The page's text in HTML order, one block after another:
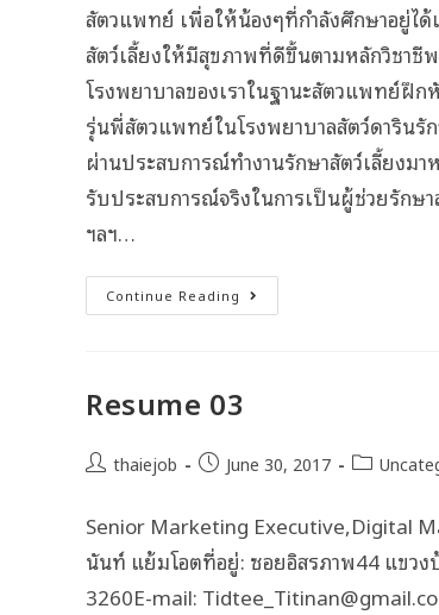
สัตวแพทย์ เพื่อให้น้องๆที่กำลังศึกษาอยู่ไ
สัตว์เลี้ยงให้มีสุขภาพที่ดีขึ้นตามหลักวิชาชี
โรงพยาบาลของเราในฐานะสัตวแพทย์ฝึ
รุ่นพี่สัตวแพทย์ในโรงพยาบาลสัตว์ดาริน
ผ่านประสบการณ์ทำงานรักษาสัตว์เลี้ยงมา
รับประสบการณ์จริงในการเป็นผู้ช่วยรักษ
ฯลฯ…
Continue Reading
Resume 03
thaiejob June 30, 2017
Senior Marketing Executive,Digital
นันท์ แย้มโอตที่อยู่: ซอยอิสรภาพ44 แขวง
3260E-mail: